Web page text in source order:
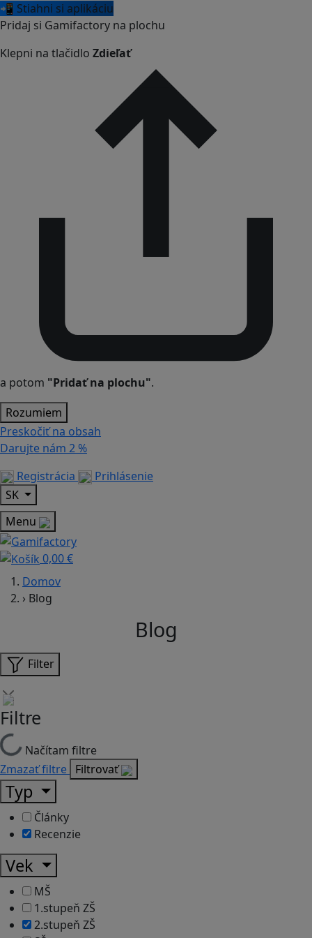
📲 Stiahni si aplikáciu
Pridaj si Gamifactory na plochu
Klepni na tlačidlo Zdieľať
a potom "Pridať na plochu".
Rozumiem
Preskočiť na obsah
Darujte nám 2 %
Registrácia
Prihlásenie
SK
Menu
0,00 €
Domov
› Blog
Blog
Filter
Filtre
Načítam filtre
Zmazať filtre Filtrovať
Typ
Články
Recenzie
Vek
MŠ
1.stupeň ZŠ
2.stupeň ZŠ